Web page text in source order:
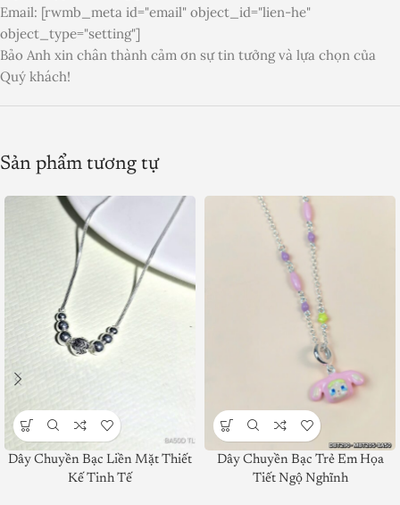
Email: [rwmb_meta id="email" object_id="lien-he"
object_type="setting"]
Bảo Anh xin chân thành cảm ơn sự tin tưởng và lựa chọn của
Quý khách!
Sản phẩm tương tự
Dây Chuyền Bạc Liền Mặt Thiết
Kế Tinh Tế
Dây Chuyền Bạc Trẻ Em Họa
Tiết Ngộ Nghĩnh